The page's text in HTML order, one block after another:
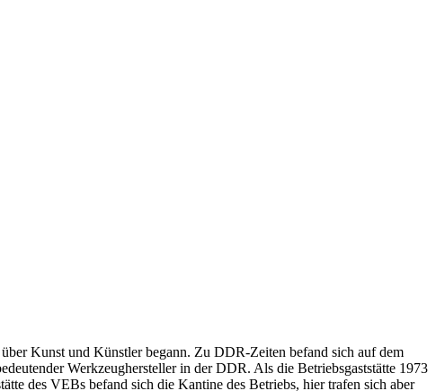
Kunst und Künstler begann. Zu DDR-Zeiten befand sich auf dem
Werkzeughersteller in der DDR. Als die Betriebsgaststätte 1973
des VEBs befand sich die Kantine des Betriebs, hier trafen sich aber